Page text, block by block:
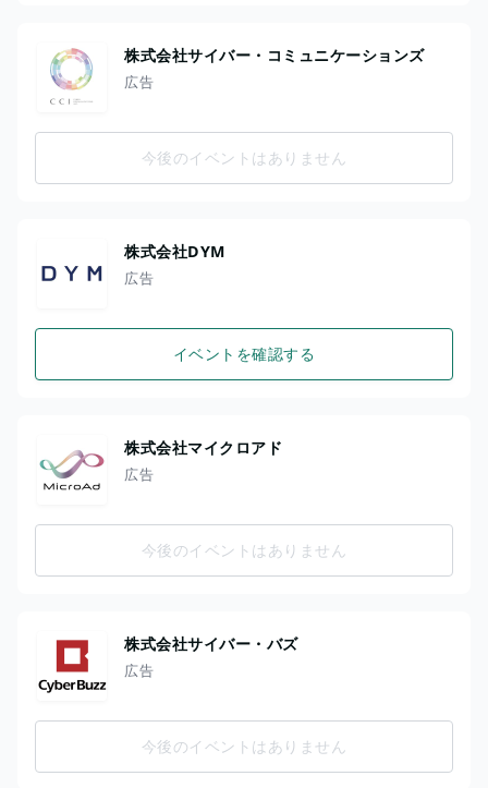
株式会社サイバー・コミュニケーションズ
広告
今後のイベントはありません
株式会社DYM
広告
イベントを確認する
株式会社マイクロアド
広告
今後のイベントはありません
株式会社サイバー・バズ
広告
今後のイベントはありません